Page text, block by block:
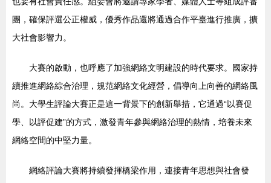
團，確保評選公正權威，優秀作品還將通過合作平臺進行推廣，擴
大社會影響力。
大賽的啟動，也呼應了加強網絡文明建設的時代要求。國家持
續推進網絡綜合治理，規范網絡文化經營，倡導向上向善的網絡風
尚。大學生評論大賽正是這一背景下的創新舉措，它通過“以賽促
學、以評促建”的方式，激發青年參與網絡治理的熱情，培養未來
網絡空間的中堅力量。
網絡評論大賽將持續發揮橋梁作用，連接青年思想與社會發